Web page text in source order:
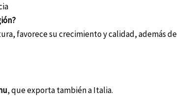
favorece su crecimiento y calidad, además de
, que exporta también a Italia.